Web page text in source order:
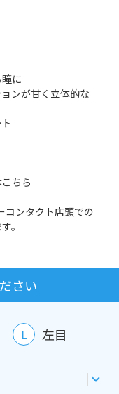
に
ンが甘く立体的な
ちら
ンタクト店頭での
。
さい
L 左目